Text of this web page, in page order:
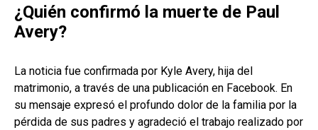
¿Quién confirmó la muerte de Paul
Avery?
La noticia fue confirmada por Kyle Avery, hija del
matrimonio, a través de una publicación en Facebook. En
su mensaje expresó el profundo dolor de la familia por la
pérdida de sus padres y agradeció el trabajo realizado por